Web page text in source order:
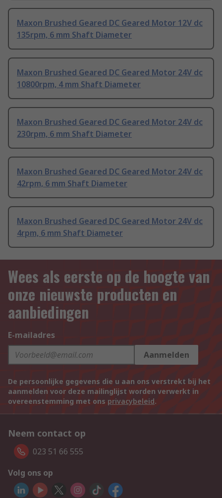
Maxon Brushed Geared DC Geared Motor 12V dc
135rpm, 6 mm Shaft Diameter
Maxon Brushed Geared DC Geared Motor 24V dc
10800rpm, 4 mm Shaft Diameter
Maxon Brushed Geared DC Geared Motor 24V dc
230rpm, 6 mm Shaft Diameter
Maxon Brushed Geared DC Geared Motor 24V dc
42rpm, 6 mm Shaft Diameter
Maxon Brushed Geared DC Geared Motor 24V dc
4rpm, 6 mm Shaft Diameter
Wees als eerste op de hoogte van
onze nieuwste producten en
aanbiedingen
E-mailadres
Aanmelden
De persoonlijke gegevens die u aan ons verstrekt bij het
aanmelden voor deze mailinglijst worden verwerkt in
overeenstemming met ons privacybeleid.
Neem contact op
023 51 66 555
Volg ons op